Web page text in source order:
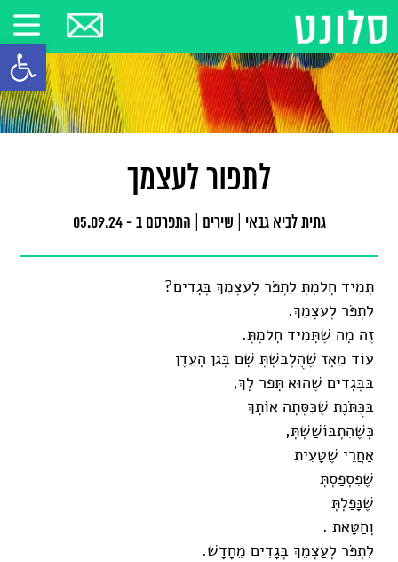
פתח
לתפור לעצמך
גתית לביא גבאי שירים התפרסם ב - 05.09.24
תָּמִיד חָלַמְתְּ לִתְפֹּר לְעַצְמֵךְ בְּגָדִים?
לִתְפֹּר לְעַצְמֵךְ.
זֶה מָה שֶׁתָּמִיד חָלַמְתְּ.
עוֹד מֵאָז שֶׁהֻלְבַּשְׁתְּ שָׁם בְּגַן הָעֵדֶן
בַּבְּגָדִים שֶׁהוּא תָּפַר לָךְ,
בַּכֻּתֹּנֶת שֶׁכִּסְּתָה אוֹתָךְ
כְּשֶׁהִתְבּוֹשַׁשְׁתְּ,
אַחֲרֵי שֶׁטָּעִית
שֶׁפִסְפַסְתְּ
שֶׁנָּפַלְתְּ
וְחַטָּאת .
לִתְפֹּר לְעַצְמֵךְ בְּגָדִים מֵחָדָשׁ.